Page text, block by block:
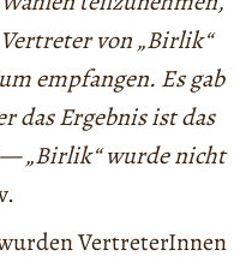
von „Birlik“
empfangen. Es gab
das Ergebnis ist das
„Birlik“ wurde nicht
VertreterInnen